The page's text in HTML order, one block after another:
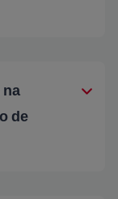
na
de